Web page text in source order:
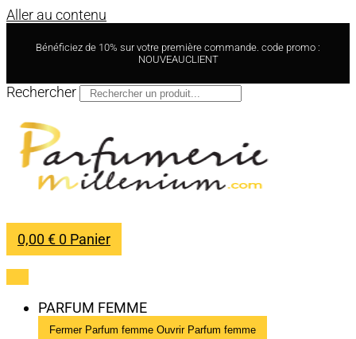
Aller au contenu
Bénéficiez de 10% sur votre première commande. code promo :
NOUVEAUCLIENT
Rechercher
0,00€ 0 Panier
PARFUM FEMME
Fermer Parfum femme Ouvrir Parfum femme